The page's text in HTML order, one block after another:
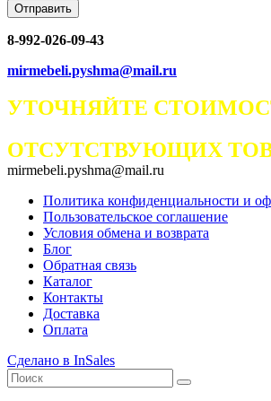
Отправить
8-992-026-09-43
mirmebeli.pyshma@mail.ru
УТОЧНЯЙТЕ
ОТСУТСТВУЮЩИХ
mirmebeli.pyshma@mail.ru
Политика конфиденциальности и
Пользовательское соглашение
Условия обмена и возврата
Блог
Обратная связь
Каталог
Контакты
Доставка
Оплата
Сделано в InSales